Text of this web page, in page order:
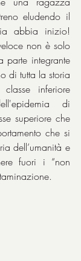
eludendo il
abbia inizio!
non è solo
parte integrante
di tutta la storia
inferiore
di
superiore che
che si
dell’umanità e
fuori i “non